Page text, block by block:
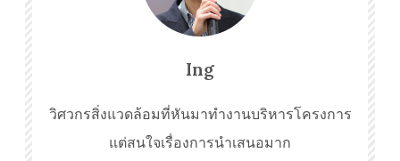
Ing
วิศวกรสิ่งแวดล้อมที่หันมาทำงานบริหารโครงการ
แต่สนใจเรื่องการนำเสนอมาก